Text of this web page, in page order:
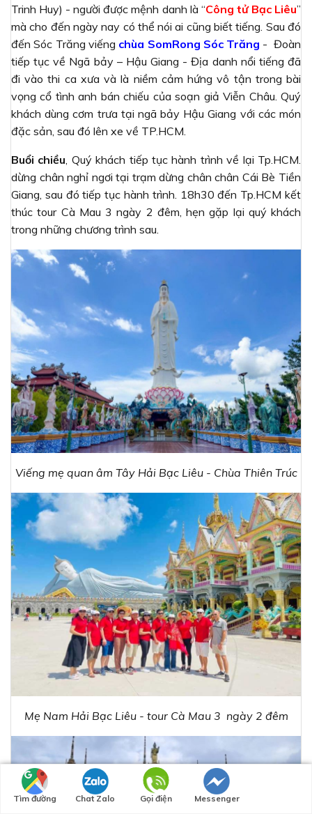
Trinh Huy) - người được mệnh danh là “Công tử Bạc Liêu”
mà cho đến ngày nay có thể nói ai cũng biết tiếng. Sau đó
đến Sóc Trăng viếng chùa SomRong Sóc Trăng - Đoàn
tiếp tục về Ngã bảy – Hậu Giang - Địa danh nổi tiếng đã
đi vào thi ca xưa và là niềm cảm hứng vô tận trong bài
vọng cổ tình anh bán chiếu của soạn giả Viễn Châu. Quý
khách dùng cơm trưa tại ngã bảy Hậu Giang với các món
đặc sản, sau đó lên xe về TP.HCM.
Buổi chiều, Quý khách tiếp tục hành trình về lại Tp.HCM.
dừng chân nghỉ ngơi tại trạm dừng chân chân Cái Bè Tiền
Giang, sau đó tiếp tục hành trình. 18h30 đến Tp.HCM kết
thúc tour Cà Mau 3 ngày 2 đêm, hẹn gặp lại quý khách
trong những chương trình sau.
Viếng mẹ quan âm Tây Hải Bạc Liêu - Chùa Thiên Trúc
Mẹ Nam Hải Bạc Liêu - tour Cà Mau 3 ngày 2 đêm
Tìm đường Chat Zalo Gọi điện Messenger